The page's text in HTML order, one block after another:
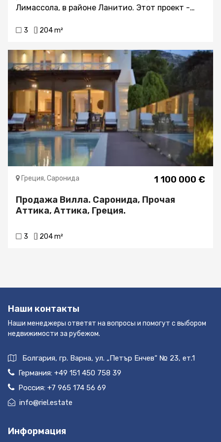
Лимассола, в районе Ланитио. Этот проект -
тщательно продуманной с использованием
сочетающей практичные пространства с
визуально привлекательным дизайном.
Трехэтажное здание преимущественно
обращено на юго-запад, обеспечивая
постоянный вид на зеленые пейзажи и
солнечный свет. - Отличное соседство - Класс
энергопотребления A+ - Высокие потолки -
Складские помещения - Передовые технологии
- Впечатляющие экстерьеры и интерьеры -
Охлаждение и отопление с помощью систем
VRV - Инфраструктура для электромобилей
3 204 m²
1 100 000 €
Греция, Саронида
Продажа Вилла. Саронида, Прочая
Аттика, Аттика, Греция.
3 204 m²
Наши контакты
Наши менеджеры ответят на вопросы и помогут с выбором
недвижимости за рубежом.
Болгария, гр. Варна, ул. „Петър Енчев“ № 23, ет.1
Германия: +49 151 450 758 39
Россия: +7 965 174 56 69
info@riel.estate
Информация